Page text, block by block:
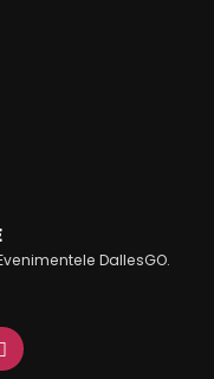
DallesGO.